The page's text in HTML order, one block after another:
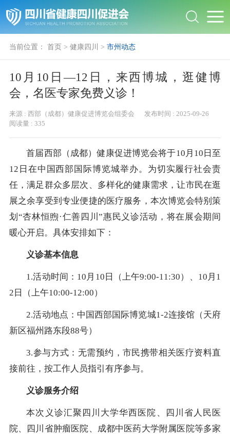
当前位置： 首页 > 健康四川 > 市州动态
10月10日—12日，来西博城，逛健博
会，名医专家免费义诊！
来源 : 西部（成都）健康促进博览会组委会 发布时间 :2025-09-26
阅读量 : 335
首届西部（成都）健康促进博览会将于10月10日至
12日在中国西部国际博览城举办。为切实履行社会责
任，满足群众多层次、多样化的健康需求，让市民在逛
展之余享受到专业便捷的医疗服务，本次博览会特别策
划“杏林恒煦·仁善四川”惠民义诊活动，将在展会期间
暖心开启。具体安排如下：
义诊基本信息
1.活动时间：10月10日（上午9:00-11:30）、10月1
2日（上午10:00-12:00）
2.活动地点：中国西部国际博览城1-2连接馆（天府
新区福州路东段88号）
3.参与方式：无需预约，市民携带相关医疗资料直
接前往，按工作人员指引有序参与。
义诊服务介绍
本次义诊汇聚四川大学华西医院、四川省人民医
院、四川省肿瘤医院、成都中医药大学附属医院等多家